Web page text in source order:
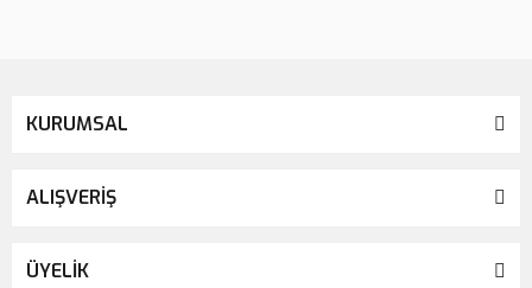
KURUMSAL
ALIŞVERİŞ
ÜYELİK